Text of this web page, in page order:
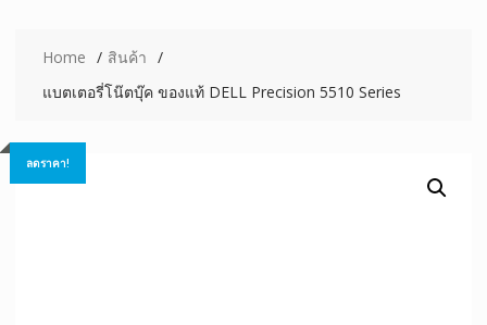
Home
สินค้า
แบตเตอรี่โน๊ตบุ๊ค ของแท้ DELL Precision 5510 Series
ลดราคา!